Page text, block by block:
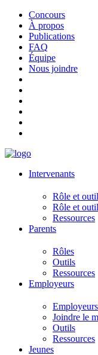
Concours
À propos
Publications
FAQ
Équipe
Nous joindre
Intervenants
Rôle et
Rôle et
Ressources
Parents
Rôles
Outils
Ressources
Employeurs
Joindre le
Outils
Ressources
Jeunes